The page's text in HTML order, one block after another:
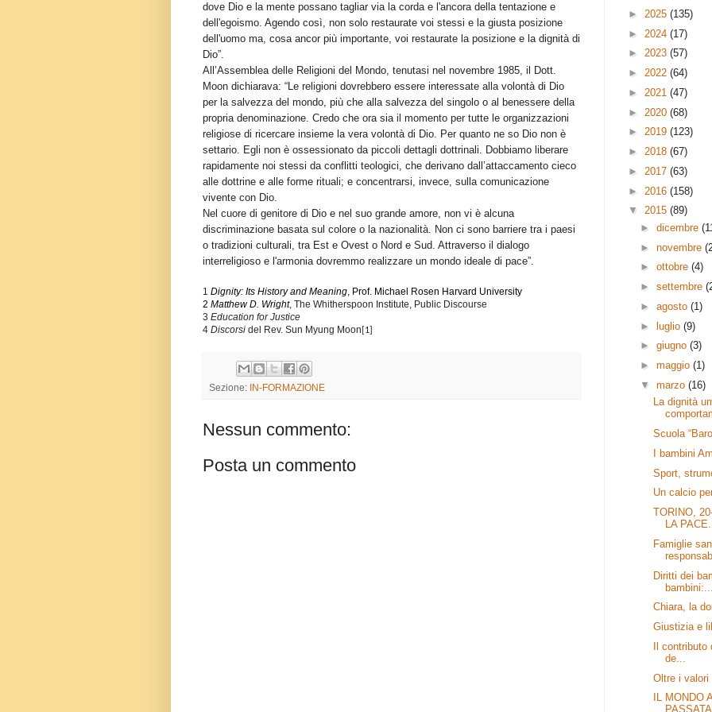
dove Dio e la mente possano tagliar via la corda e l'ancora della tentazione e
dell'egoismo. Agendo così, non solo restaurate voi stessi e la giusta posizione
dell'uomo ma, cosa ancor più importante, voi restaurate la posizione e la dignità di
Dio”.
All’Assemblea delle Religioni del Mondo, tenutasi nel novembre 1985, il Dott.
Moon dichiarava: “Le religioni dovrebbero essere interessate alla volontà di Dio
per la salvezza del mondo, più che alla salvezza del singolo o al benessere della
propria denominazione. Credo che ora sia il momento per tutte le organizzazioni
religiose di ricercare insieme la vera volontà di Dio. Per quanto ne so Dio non è
settario. Egli non è ossessionato da piccoli dettagli dottrinali. Dobbiamo liberare
rapidamente noi stessi da conflitti teologici, che derivano dall’attaccamento cieco
alle dottrine e alle forme rituali; e concentrarsi, invece, sulla comunicazione
vivente con Dio.
Nel cuore di genitore di Dio e nel suo grande amore, non vi è alcuna
discriminazione basata sul colore o la nazionalità. Non ci sono barriere tra i paesi
o tradizioni culturali, tra Est e Ovest o Nord e Sud. Attraverso il dialogo
interreligioso e l'armonia dovremmo realizzare un mondo ideale di pace”.
1 Dignity: Its History and Meaning, Prof. Michael Rosen Harvard University
2 Matthew D. Wright, The Whitherspoon Institute, Public Discourse
3 Education for Justice
4 Discorsidel Rev. Sun Myung Moon [1]
Sezione: IN-FORMAZIONE
Nessun commento:
Posta un commento
► 2025 (135)
► 2024 (17)
► 2023 (57)
► 2022 (64)
► 2021 (47)
► 2020 (68)
► 2019 (123)
► 2018 (67)
► 2017 (63)
► 2016 (158)
▼ 2015 (89)
►dicembre
►novembre
►ottobre(4)
►settembre
►agosto(1)
►luglio(9)
►giugno(3)
►maggio(1)
▼marzo(16)
La dignità
Scuola
I bambini
Sport,
Un calcio
TORINO,
LA
Famiglie
Diritti dei
bambini:...
Chiara, la
Giustizia e
Il
de...
Oltre i valori
IL MONDO